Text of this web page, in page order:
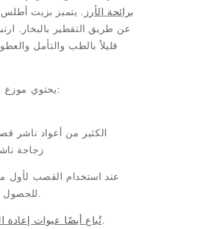
برائحة الأرز
عن طريق التقطير بالبخار.
قليلاً بالطب والتأمل
يحتوي موزع الروائح العطرية المصنوع من خشب الأرز على:
الكثير من أعواد ناشر
زجاجة
للحصول على أفضل تأثير، وبعد ذلك نادرًا حسب الحاجة.
تُباع أيضًا عبوات إعادةالخاصة بموزعات القصب بشكل منفصل.